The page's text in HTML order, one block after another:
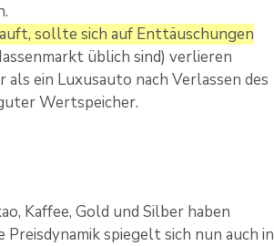
sollte sich auf Enttäuschungen
üblich sind) verlieren
ein Luxusauto nach Verlassen des
Wertspeicher.
Kaffee, Gold und Silber haben
spiegelt sich nun auch in